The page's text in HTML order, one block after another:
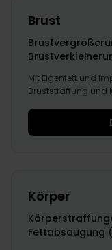
Brust
Mit Eigenfett und
Bruststraffung und
Körper
Fettabsaugung